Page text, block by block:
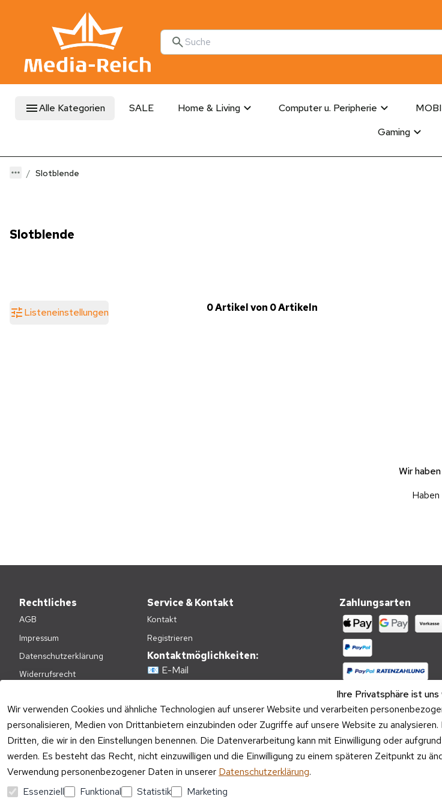
Alle Kategorien SALE Home & Living Computer u. Peripherie
Gaming
Slotblende
Slotblende
Listeneinstellungen 0 Artikel von 0 Artikeln
Wir
Ihre Privatsphäre ist
Wir verwenden Cookies und ähnliche Technologien auf unserer Website und verarbeiten
personalisieren, Medien von Drittanbietern einzubinden oder Zugriffe auf unsere Website zu
Dritten, die wir in den Einstellungen benennen. Die Datenverarbeitung kann mit Einwilligung oder
werden. Es besteht das Recht, nicht einzuwilligen und die Einwilligung zu einem späteren Zeitpunkt zu
Verwendung personenbezogener Daten in unserer Datenschutzerklärung.
Essenziell
Funktional Statistik Marketing
Rechtliches
AGB
Impressum
Datenschutzerklärung
Widerrufsrecht
Versandkosten
Batteriehinweis
Verpackungshinweise
Altgeräte-Entsorgung
Vertrag widerrufen
Service & Kontakt
Kontakt
Registrieren
Kontaktmöglichkeiten:
📧 E-Mail
E-Mail Kundenservice:
Mo – Fr 09:00 – 17:00 Uhr
Telefon Kundenservice:
Mo – Fr 11:00 – 15:00 Uhr
Zahlungsarten
Versandpartner